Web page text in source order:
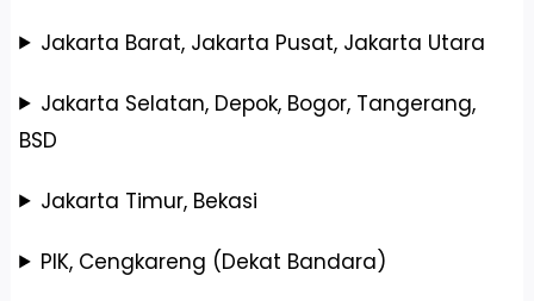
Jakarta Barat, Jakarta Pusat, Jakarta Utara
Jakarta Selatan, Depok, Bogor, Tangerang,
BSD
Jakarta Timur, Bekasi
PIK, Cengkareng (Dekat Bandara)